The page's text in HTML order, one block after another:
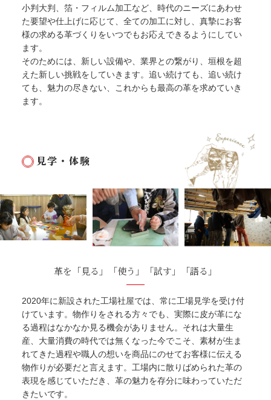
小判大判、箔・フィルム加工など、時代のニーズにあわせ
た要望や仕上げに応じて、全ての加工に対し、真摯にお客
様の求める革づくりをいつでもお応えできるようにしてい
ます。
そのためには、新しい設備や、業界との繋がり、垣根を超
えた新しい挑戦をしていきます。追い続けても、追い続け
ても、魅力の尽きない、これからも最高の革を求めていき
ます。
見学・体験
革を「見る」「使う」「試す」「語る」
2020年に新設された工場社屋では、常に工場見学を受け付
けています。物作りをされる方々でも、実際に皮が革にな
る過程はなかなか見る機会がありません。それは大量生
産、大量消費の時代では無くなった今でこそ、素材が生ま
れてきた過程や職人の想いを商品にのせてお客様に伝える
物作りが必要だと言えます。工場内に散りばめられた革の
表現を感じていただき、革の魅力を存分に味わっていただ
きたいです。